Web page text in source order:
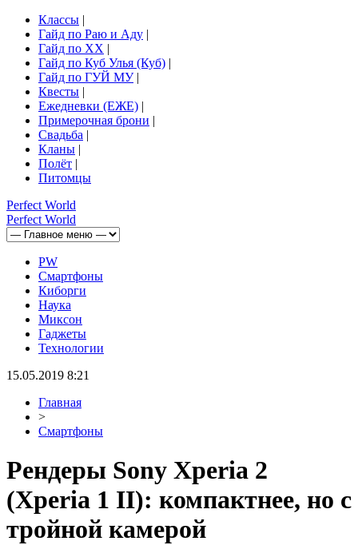
Классы |
Гайд по Раю и Аду |
Гайд по ХХ |
Гайд по Куб Улья (Куб) |
Гайд по ГУЙ МУ|
Квесты |
Ежедневки (ЕЖЕ) |
Примерочная брони |
Свадьба |
Кланы |
Полёт |
Питомцы
Perfect World
Perfect World
PW
Смартфоны
Киборги
Наука
Миксон
Гаджеты
Технологии
15.05.2019 8:21
Главная
>
Смартфоны
Рендеры Sony Xperia 2
(Xperia 1 II): компактнее, но с
тройной камерой